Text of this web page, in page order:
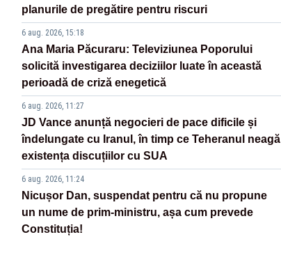
planurile de pregătire pentru riscuri
6 aug. 2026, 15:18
Ana Maria Păcuraru: Televiziunea Poporului
solicită investigarea deciziilor luate în această
perioadă de criză enegetică
6 aug. 2026, 11:27
JD Vance anunță negocieri de pace dificile și
îndelungate cu Iranul, în timp ce Teheranul neagă
existența discuțiilor cu SUA
6 aug. 2026, 11:24
Nicușor Dan, suspendat pentru că nu propune
un nume de prim-ministru, așa cum prevede
Constituția!